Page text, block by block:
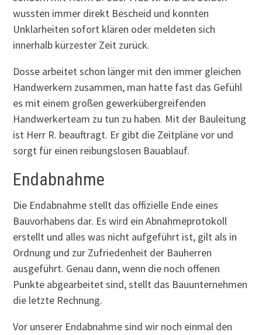
wussten immer direkt Bescheid und konnten
Unklarheiten sofort klären oder meldeten sich
innerhalb kürzester Zeit zurück.
Dosse arbeitet schon länger mit den immer gleichen
Handwerkern zusammen, man hatte fast das Gefühl
es mit einem großen gewerkübergreifenden
Handwerkerteam zu tun zu haben. Mit der Bauleitung
ist Herr R. beauftragt. Er gibt die Zeitpläne vor und
sorgt für einen reibungslosen Bauablauf.
Endabnahme
Die Endabnahme stellt das offizielle Ende eines
Bauvorhabens dar. Es wird ein Abnahmeprotokoll
erstellt und alles was nicht aufgeführt ist, gilt als in
Ordnung und zur Zufriedenheit der Bauherren
ausgeführt. Genau dann, wenn die noch offenen
Punkte abgearbeitet sind, stellt das Bauunternehmen
die letzte Rechnung.
Vor unserer Endabnahme sind wir noch einmal den